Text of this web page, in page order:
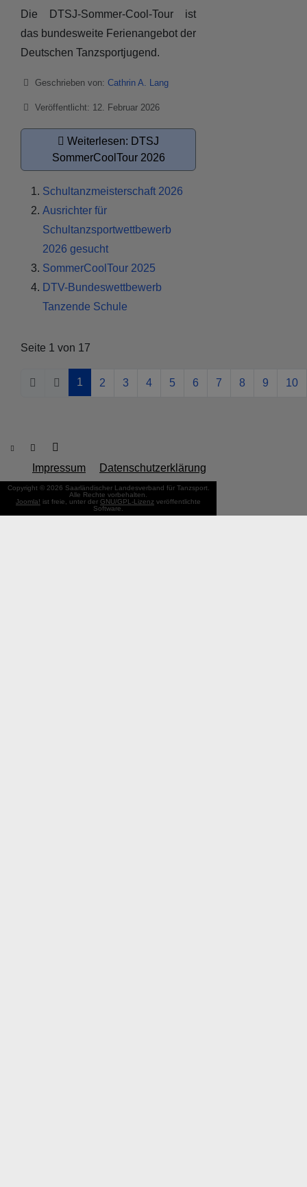
Die DTSJ-Sommer-Cool-Tour ist
das bundesweite Ferienangebot der
Deutschen Tanzsportjugend.
DetailsGeschrieben von: Cathrin A. Lang
Veröffentlicht: 12. Februar 2026
Weiterlesen: DTSJ
SommerCoolTour 2026
Schultanzmeisterschaft 2026
Ausrichter für
Schultanzsportwettbewerb
2026 gesucht
SommerCoolTour 2025
DTV-Bundeswettbewerb
Tanzende Schule
Seite 1 von 17
1 2 3 4 5 6 7 8 9 10
Impressum Datenschutzerklärung
Copyright © 2026 Saarländischer Landesverband für Tanzsport.
Alle Rechte vorbehalten.
Joomla! ist freie, unter der GNU/GPL-Lizenz veröffentlichte
Software.